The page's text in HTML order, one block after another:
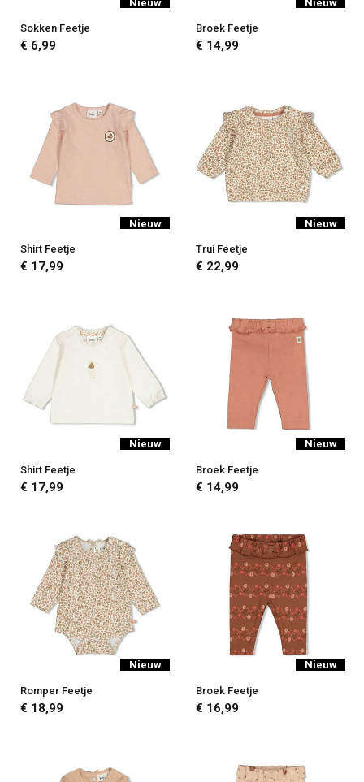
Nieuw
Sokken Feetje
€ 6,99
Nieuw
Broek Feetje
€ 14,99
Nieuw
Shirt Feetje
€ 17,99
Nieuw
Trui Feetje
€ 22,99
Nieuw
Shirt Feetje
€ 17,99
Nieuw
Broek Feetje
€ 14,99
Nieuw
Romper Feetje
€ 18,99
Nieuw
Broek Feetje
€ 16,99